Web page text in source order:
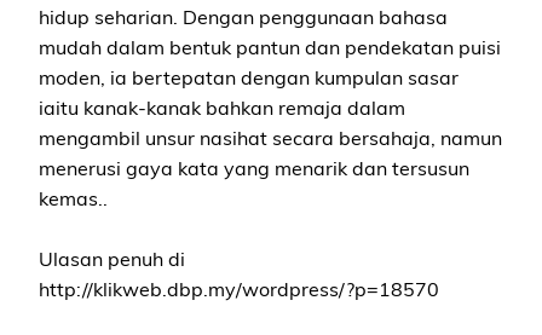
hidup seharian. Dengan penggunaan bahasa
mudah dalam bentuk pantun dan pendekatan puisi
moden, ia bertepatan dengan kumpulan sasar
iaitu kanak-kanak bahkan remaja dalam
mengambil unsur nasihat secara bersahaja, namun
menerusi gaya kata yang menarik dan tersusun
kemas..
Ulasan penuh di
http://klikweb.dbp.my/wordpress/?p=18570